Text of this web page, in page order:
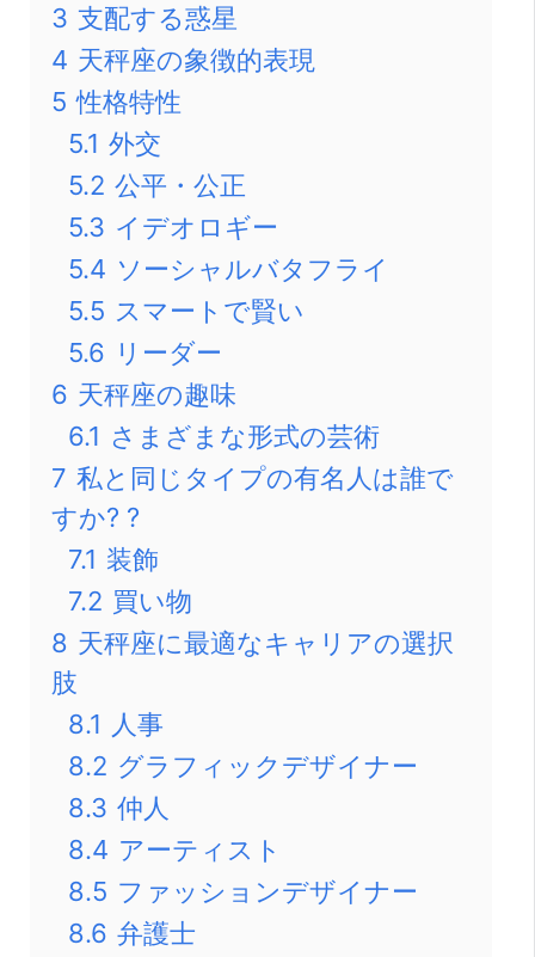
3 支配する惑星
4 天秤座の象徴的表現
5 性格特性
5.1 外交
5.2 公平・公正
5.3 イデオロギー
5.4 ソーシャルバタフライ
5.5 スマートで賢い
5.6 リーダー
6 天秤座の趣味
6.1 さまざまな形式の芸術
7 私と同じタイプの有名人は誰で
すか? ?
7.1 装飾
7.2 買い物
8 天秤座に最適なキャリアの選択
肢
8.1 人事
8.2 グラフィックデザイナー
8.3 仲人
8.4 アーティスト
8.5 ファッションデザイナー
8.6 弁護士